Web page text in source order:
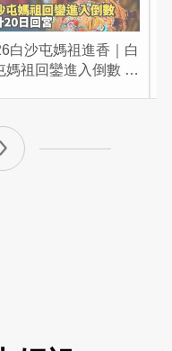
白沙屯媽祖進香｜白
媽祖回鑾進入倒數 預